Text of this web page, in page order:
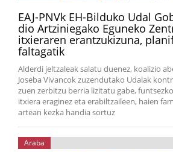
EAJ-PNVk EH-Bilduko Udal
dio Artziniegako Eguneko
itxieraren erantzukizuna,
faltagatik
Alderdi jeltzaleak salatu duenez, koalizio
Joseba Vivancok zuzendutako Udalak
zuen zerbitzu berria lizitatu gabe,
itxiera eraginez eta erabiltzaileen, haien
artean kezka handia sortuz
Araba